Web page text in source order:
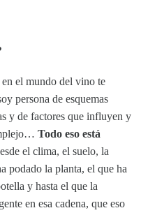
el mundo del vino te
persona de esquemas
y de factores que influyen y
Todo eso está
el clima, el suelo, la
podado la planta, el que ha
y hasta el que la
en esa cadena, que eso